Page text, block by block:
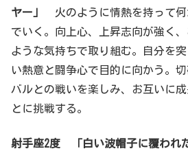
ヤー
火のように情熱を持って
でいく。向上心、上昇志向が強く
ような気持ちで取り組む。自分を
い熱意と闘争心で目的に向かう。
バルとの戦いを楽しみ、お互いに
とに挑戦する。
射手座2度 「白い波帽子に覆われ